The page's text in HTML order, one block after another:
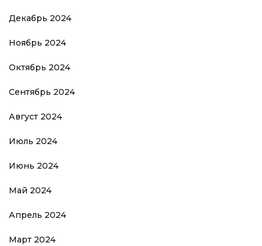
Декабрь 2024
Ноябрь 2024
Октябрь 2024
Сентябрь 2024
Август 2024
Июль 2024
Июнь 2024
Май 2024
Апрель 2024
Март 2024